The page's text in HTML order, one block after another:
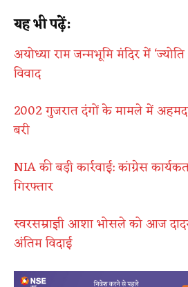
यह भी पढ़ें:
अयोध्या राम जन्मभूमि मंदिर में
विवाद
2002 गुजरात दंगों के मामले में
बरी
NIA की बड़ी कार्रवाई: कांग्रेस
गिरफ्तार
स्वरसम्राज्ञी आशा भोसले को आज
अंतिम विदाई